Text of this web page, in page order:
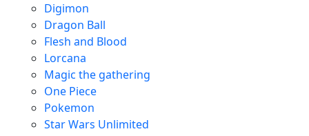
Digimon
Dragon Ball
Flesh and Blood
Lorcana
Magic the gathering
One Piece
Pokemon
Star Wars Unlimited